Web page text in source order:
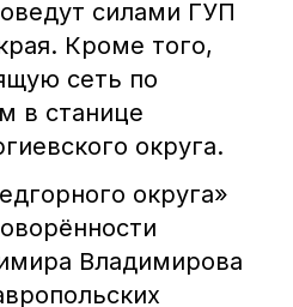
силами ГУП
Кроме того,
сеть по
в станице
округа.
округа»
Владимирова